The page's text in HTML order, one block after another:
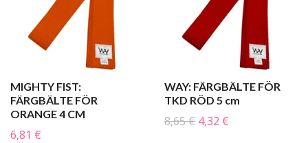
MIGHTY FIST:
FÄRGBÄLTE FÖR
ORANGE 4 CM
6,81 €
WAY: FÄRGBÄLTE FÖR
TKD RÖD 5 cm
8,65 € 4,32 €